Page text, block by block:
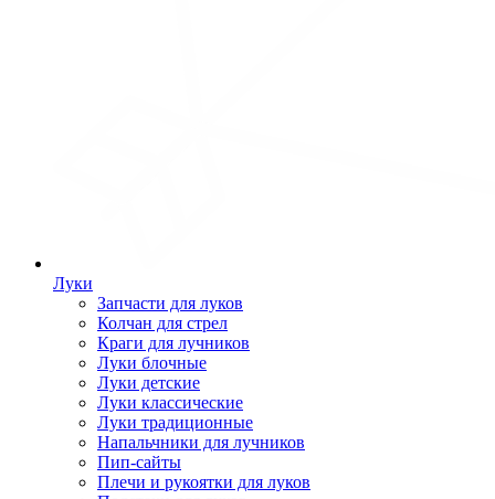
Луки
Запчасти для луков
Колчан для стрел
Краги для лучников
Луки блочные
Луки детские
Луки классические
Луки традиционные
Напальчники для лучников
Пип-сайты
Плечи и рукоятки для луков